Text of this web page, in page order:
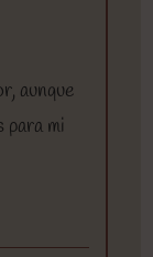
aunque
mi